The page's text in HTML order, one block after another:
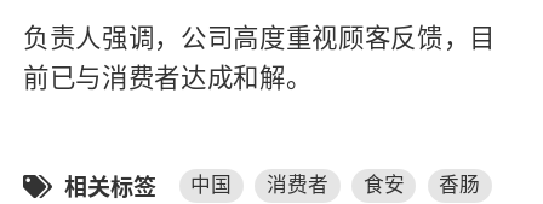
负责人强调，公司高度重视顾客反馈，目
前已与消费者达成和解。
相关标签 中国 消费者 食安
香肠